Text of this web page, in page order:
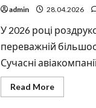
admin 28.04.2026
У 2026 році
переважній
Сучасні
Read MoreRead
more